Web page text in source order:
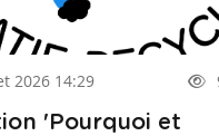
2026 14:29
'Pourquoi et